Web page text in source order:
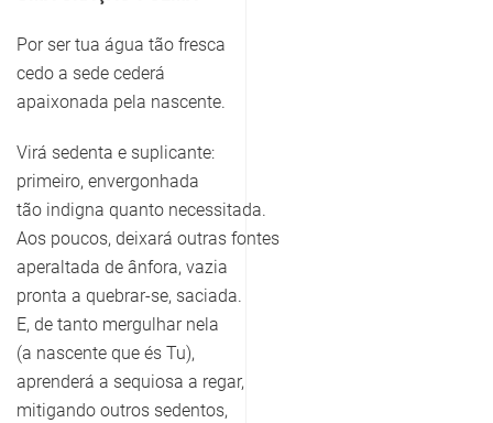
Por ser tua água tão fresca
cedo a sede cederá
apaixonada pela nascente.
Virá sedenta e suplicante:
primeiro, envergonhada
tão indigna quanto necessitada.
Aos poucos, deixará outras fontes
aperaltada de ânfora, vazia
pronta a quebrar-se, saciada.
E, de tanto mergulhar nela
(a nascente que és Tu),
aprenderá a sequiosa a regar,
mitigando outros sedentos,